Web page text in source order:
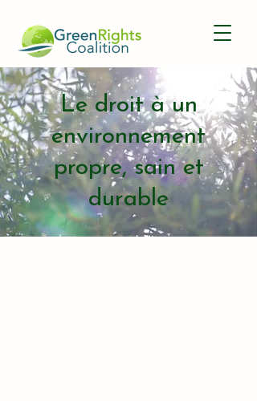
Le droit à un
environnement
propre, sain et
durable